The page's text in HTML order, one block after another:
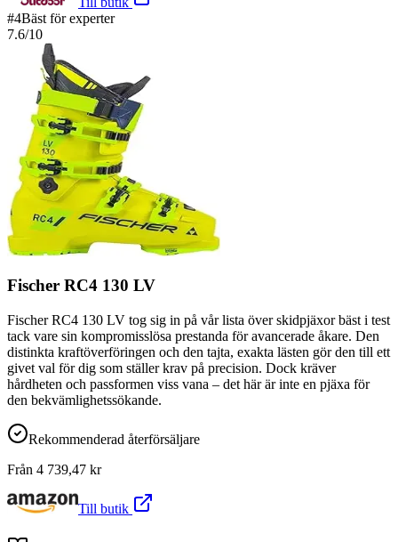
#4Bäst för experter
7.6/10
Fischer RC4 130 LV
Fischer RC4 130 LV tog sig in på vår lista över skidpjäxor bäst i test
tack vare sin kompromisslösa prestanda för avancerade åkare. Den
distinkta kraftöverföringen och den tajta, exakta lästen gör den till ett
givet val för dig som ställer krav på precision. Dock kräver
hårdheten och passformen viss vana – det här är inte en pjäxa för
den bekvämlighetssökande.
Rekommenderad återförsäljare
Från 4 739,47 kr
Till butik